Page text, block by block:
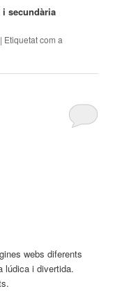
secundària
| Etiquetat com a
webs diferents
lúdica i divertida.